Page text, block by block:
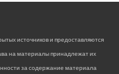
источников и предоставляются
на материалы принадлежат их
за содержание материала